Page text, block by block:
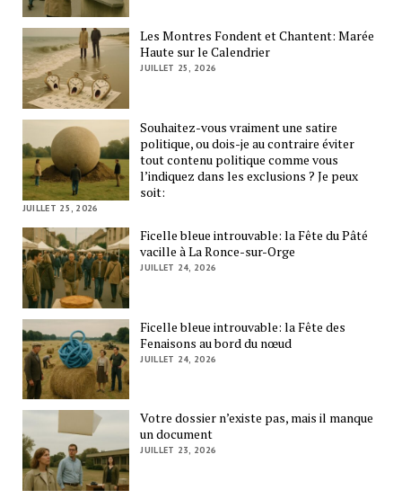
Les Montres Fondent et Chantent: Marée
Haute sur le Calendrier
JUILLET 25, 2026
Souhaitez-vous vraiment une satire
politique, ou dois-je au contraire éviter
tout contenu politique comme vous
l’indiquez dans les exclusions ? Je peux
soit:
JUILLET 25, 2026
Ficelle bleue introuvable: la Fête du Pâté
vacille à La Ronce-sur-Orge
JUILLET 24, 2026
Ficelle bleue introuvable: la Fête des
Fenaisons au bord du nœud
JUILLET 24, 2026
Votre dossier n’existe pas, mais il manque
un document
JUILLET 23, 2026